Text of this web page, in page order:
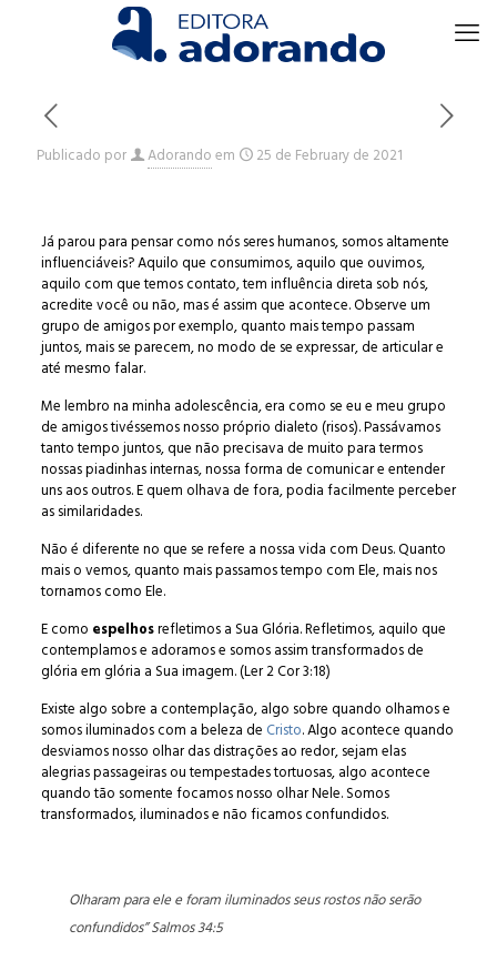
Publicado por Adorandoem 25 de February de 2021
Já parou para pensar como nós seres humanos, somos altamente
influenciáveis? Aquilo que consumimos, aquilo que ouvimos,
aquilo com que temos contato, tem influência direta sob nós,
acredite você ou não, mas é assim que acontece. Observe um
grupo de amigos por exemplo, quanto mais tempo passam
juntos, mais se parecem, no modo de se expressar, de articular e
até mesmo falar.
Me lembro na minha adolescência, era como se eu e meu grupo
de amigos tivéssemos nosso próprio dialeto (risos). Passávamos
tanto tempo juntos, que não precisava de muito para termos
nossas piadinhas internas, nossa forma de comunicar e entender
uns aos outros. E quem olhava de fora, podia facilmente perceber
as similaridades.
Não é diferente no que se refere a nossa vida com Deus. Quanto
mais o vemos, quanto mais passamos tempo com Ele, mais nos
tornamos como Ele.
E como espelhosrefletimos a Sua Glória. Refletimos, aquilo que
contemplamos e adoramos e somos assim transformados de
glória em glória a Sua imagem. (Ler 2 Cor 3:18)
Existe algo sobre a contemplação, algo sobre quando olhamos e
somos iluminados com a beleza de Cristo. Algo acontece quando
desviamos nosso olhar das distrações ao redor, sejam elas
alegrias passageiras ou tempestades tortuosas, algo acontece
quando tão somente focamos nosso olhar Nele. Somos
transformados, iluminados e não ficamos confundidos.
Olharam para ele e foram iluminados seus rostos não serão
confundidos” Salmos 34:5